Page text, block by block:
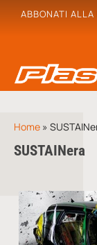
ABBONATI ALLA
Home »
SUSTAINera